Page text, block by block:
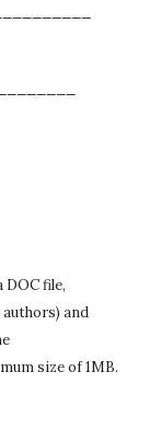
file,
and
size of 1MB.